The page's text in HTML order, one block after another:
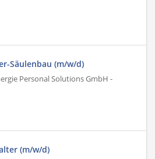
Säulenbau (m/w/d)
Personal Solutions GmbH -
(m/w/d)